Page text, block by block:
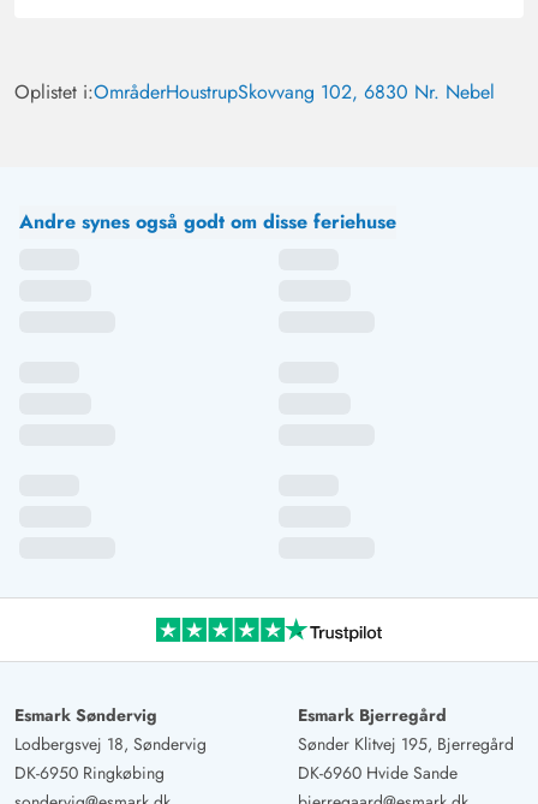
Oplistet i:OmråderHoustrupSkovvang 102, 6830 Nr. Nebel
Andre synes også godt om disse feriehuse
Esmark Søndervig
Lodbergsvej 18, Søndervig
DK-6950 Ringkøbing
Esmark Bjerregård
Sønder Klitvej 195, Bjerregård
DK-6960 Hvide Sande